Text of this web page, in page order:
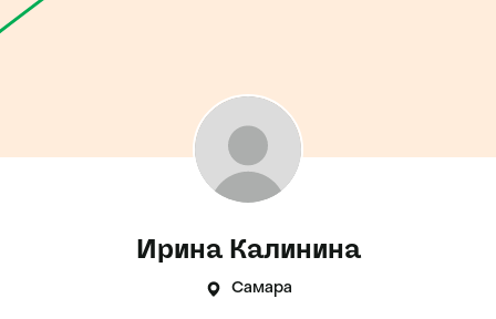
Ирина Калинина
Самара